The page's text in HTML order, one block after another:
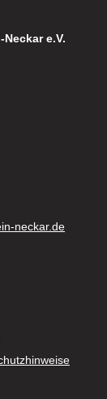
e.V.
neckar.de